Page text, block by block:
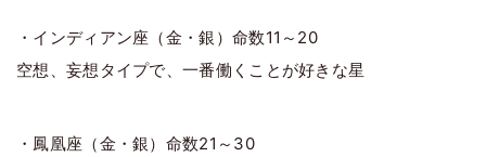
・インディアン座（金・銀）命数11～20
空想、妄想タイプで、一番働くことが好きな星
・鳳凰座（金・銀）命数21～30